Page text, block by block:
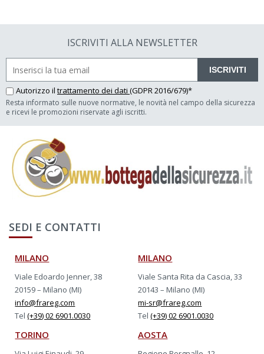
ISCRIVITI ALLA NEWSLETTER
ISCRIVITI
Autorizzo il trattamento dei dati (GDPR 2016/679)*
Resta informato sulle nuove normative, le novità nel campo della sicurezza
e ricevi le promozioni riservate agli iscritti.
SEDI E CONTATTI
MILANO
Viale Edoardo Jenner, 38
20159 – Milano (MI)
info@frareg.com
Tel(+39) 02 6901.0030
MILANO
Viale Santa Rita da Cascia, 33
20143 – Milano (MI)
mi-sr@frareg.com
Tel(+39) 02 6901.0030
TORINO AOSTA